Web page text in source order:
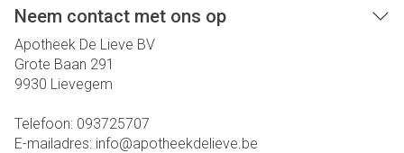
Neem contact met ons op
Apotheek De Lieve BV
Grote Baan 291
9930 Lievegem
Telefoon: 093725707
E-mailadres: info@apotheekdelieve.be